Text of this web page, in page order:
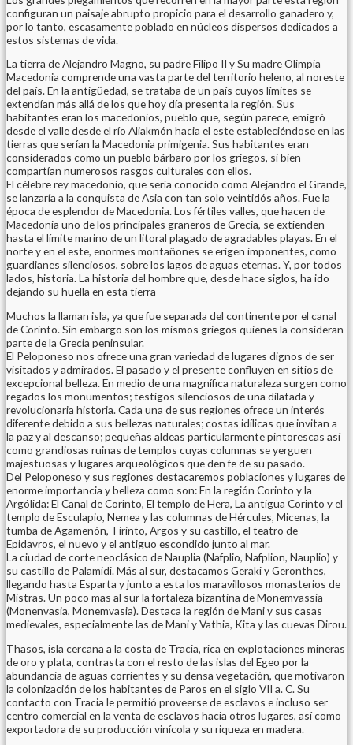
configuran un paisaje abrupto propicio para el desarrollo ganadero y,
por lo tanto, escasamente poblado en núcleos dispersos dedicados a
estos sistemas de vida.
La tierra de Alejandro Magno, su padre Filipo II y Su madre Olimpia
Macedonia comprende una vasta parte del territorio heleno, al noreste
del país. En la antigüedad, se trataba de un país cuyos límites se
extendían más allá de los que hoy día presenta la región. Sus
habitantes eran los macedonios, pueblo que, según parece, emigró
desde el valle desde el río Aliakmón hacia el este estableciéndose en las
tierras que serían la Macedonia primigenia. Sus habitantes eran
considerados como un pueblo bárbaro por los griegos, si bien
compartían numerosos rasgos culturales con ellos.
El célebre rey macedonio, que sería conocido como Alejandro el Grande,
se lanzaría a la conquista de Asia con tan solo veintidós años. Fue la
época de esplendor de Macedonia. Los fértiles valles, que hacen de
Macedonia uno de los principales graneros de Grecia, se extienden
hasta el límite marino de un litoral plagado de agradables playas. En el
norte y en el este, enormes montañones se erigen imponentes, como
guardianes silenciosos, sobre los lagos de aguas eternas. Y, por todos
lados, historia. La historia del hombre que, desde hace siglos, ha ido
dejando su huella en esta tierra
Muchos la llaman isla, ya que fue separada del continente por el canal
de Corinto. Sin embargo son los mismos griegos quienes la consideran
parte de la Grecia peninsular.
El Peloponeso nos ofrece una gran variedad de lugares dignos de ser
visitados y admirados. El pasado y el presente confluyen en sitios de
excepcional belleza. En medio de una magnífica naturaleza surgen como
regados los monumentos; testigos silenciosos de una dilatada y
revolucionaria historia. Cada una de sus regiones ofrece un interés
diferente debido a sus bellezas naturales; costas idílicas que invitan a
la paz y al descanso; pequeñas aldeas particularmente pintorescas así
como grandiosas ruinas de templos cuyas columnas se yerguen
majestuosas y lugares arqueológicos que den fe de su pasado.
Del Peloponeso y sus regiones destacaremos poblaciones y lugares de
enorme importancia y belleza como son: En la región Corinto y la
Argólida: El Canal de Corinto, El templo de Hera, La antigua Corinto y el
templo de Esculapio, Nemea y las columnas de Hércules, Micenas, la
tumba de Agamenón, Tirinto, Argos y su castillo, el teatro de
Epidavros, el nuevo y el antiguo escondido junto al mar.
La ciudad de corte neoclásico de Nauplia (Nafplio, Nafplion, Nauplio) y
su castillo de Palamidi. Más al sur, destacamos Geraki y Geronthes,
llegando hasta Esparta y junto a esta los maravillosos monasterios de
Mistras. Un poco mas al sur la fortaleza bizantina de Monemvassia
(Monenvasia, Monemvasia). Destaca la región de Mani y sus casas
medievales, especialmente las de Mani y Vathia, Kita y las cuevas Dirou.
Thasos, isla cercana a la costa de Tracia, rica en explotaciones mineras
de oro y plata, contrasta con el resto de las islas del Egeo por la
abundancia de aguas corrientes y su densa vegetación, que motivaron
la colonización de los habitantes de Paros en el siglo VII a. C. Su
contacto con Tracia le permitió proveerse de esclavos e incluso ser
centro comercial en la venta de esclavos hacia otros lugares, así como
exportadora de su producción vinícola y su riqueza en madera.